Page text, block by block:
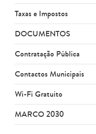
Taxas e Impostos
DOCUMENTOS
Contratação Pública
Contactos Municipais
Wi-Fi Gratuito
MARCO 2030